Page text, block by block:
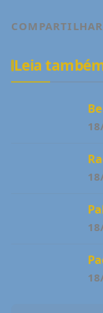
COMPARTILHAR
Leia